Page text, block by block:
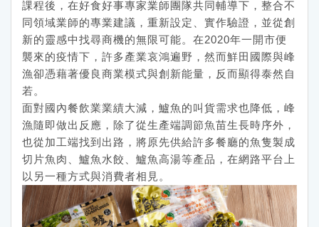
課程後，在好食好事專家業師團隊共同輔導下，整合不
同領域業師的專業建議，重新設定、實作驗證，並從創
新的靈感中找尋商機的無限可能。在2020年一開市便
襲來的疫情下，許多產業哀鴻遍野，然而鮮田國際與峰
漁卻憑藉著優良商業模式與創新能量，反而顯得泰然自
若。
面對國內餐飲業業績大減，鱸魚的叫貨需求也降低，峰
漁隨即做出反應，除了從生產端調節魚苗生長時序外，
也從加工端找到出路，將原先供給許多餐廳的魚隻製成
切片魚肉、鱸魚水餃、鱸魚高湯等產品，在網路平台上
以另一種方式與消費者相見。